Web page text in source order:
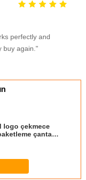
perfectly and
buy again."
logo çekmece
çanta